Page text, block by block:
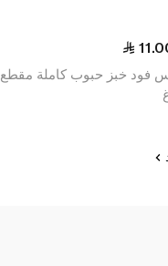
فود خبز حبوب كاملة مقطع